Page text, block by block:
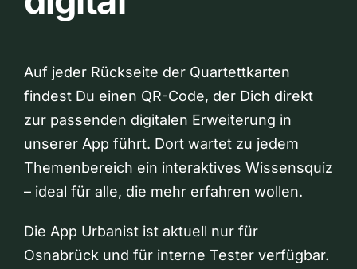
Auf jeder Rückseite der Quartettkarten
findest Du einen QR-Code, der Dich direkt
zur passenden digitalen Erweiterung in
unserer App führt. Dort wartet zu jedem
Themenbereich ein interaktives Wissensquiz
– ideal für alle, die mehr erfahren wollen.
Die App Urbanist ist aktuell nur für
Osnabrück und für interne Tester verfügbar.